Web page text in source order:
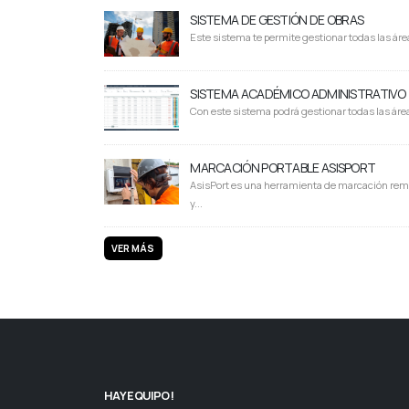
SISTEMA DE GESTIÓN DE OBRAS
Este sistema te permite gestionar todas las
SISTEMA ACADÉMICO ADMINISTRATIVO
Con este sistema podrá gestionar todas las
MARCACIÓN PORTABLE ASISPORT
AsisPort es una herramienta de marcación
y...
VER MÁS
HAY EQUIPO!